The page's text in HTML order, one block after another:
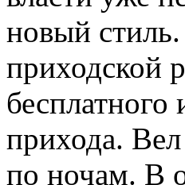
новый
приходской
бесплатного
прихода.
по ночам. В